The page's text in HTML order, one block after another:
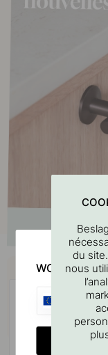
du
nous
WOULD YOU